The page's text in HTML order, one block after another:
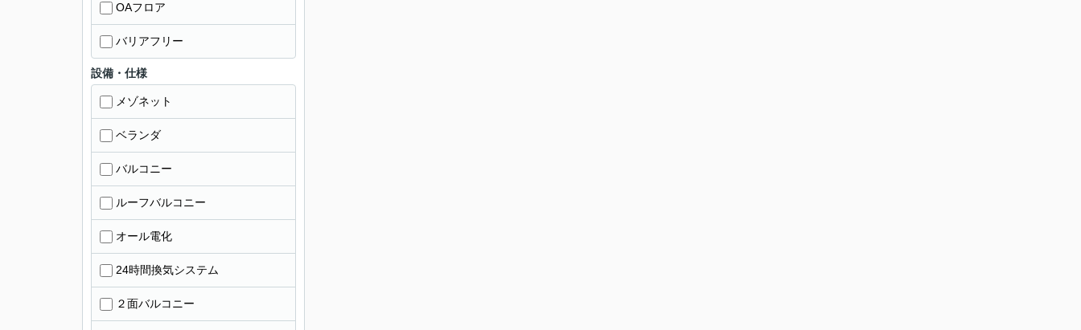
OAフロア
バリアフリー
設備・仕様
メゾネット
ベランダ
バルコニー
ルーフバルコニー
オール電化
24時間換気システム
２面バルコニー